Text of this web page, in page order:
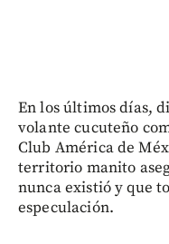
En los últimos días,
volante cucuteño
Club América de
territorio manito
nunca existió y que
especulación.